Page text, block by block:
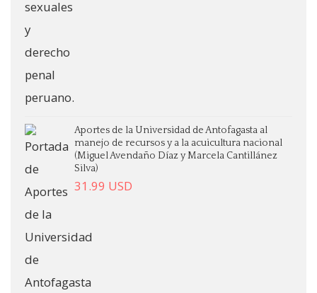
Aportes de la Universidad de Antofagasta al
manejo de recursos y a la acuicultura nacional
(Miguel Avendaño Díaz y Marcela Cantillánez
Silva)
31.99 USD